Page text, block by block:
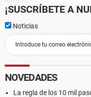
¡SUSCRÍBETE A
Noticias
NOVEDADES
La regla de los 10 mil